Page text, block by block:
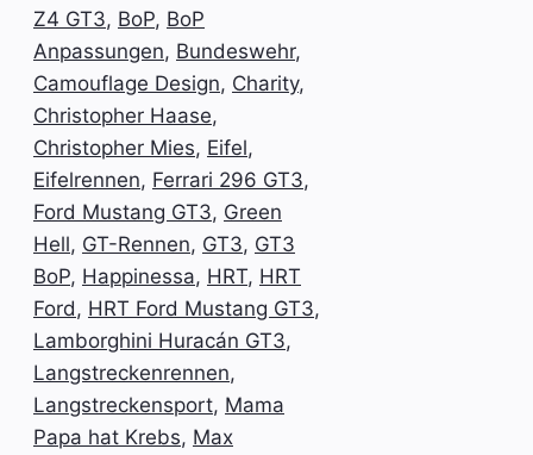
Z4 GT3, BoP, BoP
Anpassungen, Bundeswehr,
Camouflage Design, Charity,
Christopher Haase,
Christopher Mies, Eifel,
Eifelrennen, Ferrari 296 GT3,
Ford Mustang GT3, Green
Hell, GT-Rennen, GT3, GT3
BoP, Happinessa, HRT, HRT
Ford, HRT Ford Mustang GT3,
Lamborghini Huracán GT3,
Langstreckenrennen,
Langstreckensport, Mama
Papa hat Krebs, Max